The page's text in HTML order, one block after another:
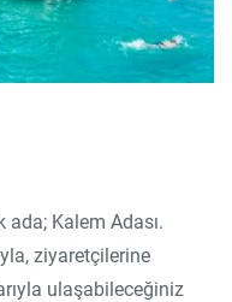
ada; Kalem Adası.
ziyaretçilerine
ulaşabileceğiniz